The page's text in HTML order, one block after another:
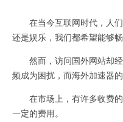
在当今互联网时代，人们
还是娱乐，我们都希望能够畅
然而，访问国外网站却经
频成为困扰，而海外加速器
在市场上，有许多收费的
一定的费用。